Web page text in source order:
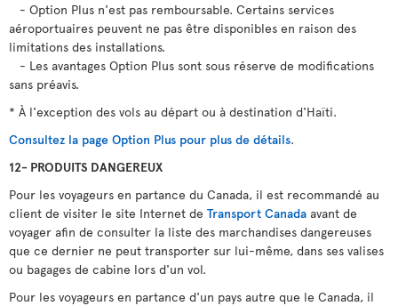
- Option Plus n'est pas remboursable. Certains services
aéroportuaires peuvent ne pas être disponibles en raison des
limitations des installations.
- Les avantages Option Plus sont sous réserve de modifications
sans préavis.
* À l'exception des vols au départ ou à destination d'Haïti.
Consultez la page Option Plus pour plus de détails.
12- PRODUITS DANGEREUX
Pour les voyageurs en partance du Canada, il est recommandé au
client de visiter le site Internet de Transport Canada avant de
voyager afin de consulter la liste des marchandises dangereuses
que ce dernier ne peut transporter sur lui-même, dans ses valises
ou bagages de cabine lors d'un vol.
Pour les voyageurs en partance d'un pays autre que le Canada, il